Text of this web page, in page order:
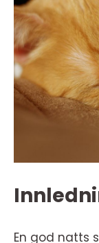
En god natts